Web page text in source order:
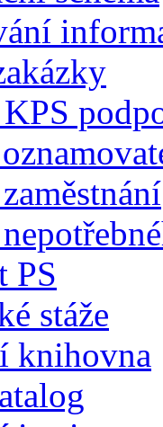
PS
stáže
knihovna